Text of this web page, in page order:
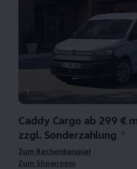
1
Caddy Cargo ab 299 €
zzgl. Sonderzahlung
6
Zum Rechenbeispiel
Zum Showroom